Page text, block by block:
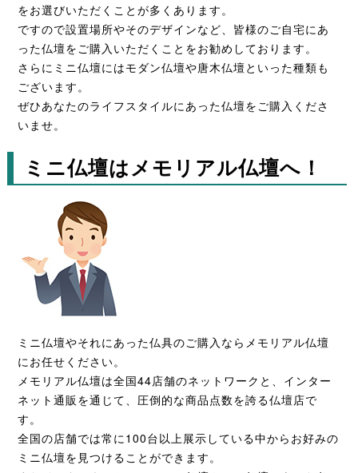
をお選びいただくことが多くあります。
ですので設置場所やそのデザインなど、皆様のご自宅にあ
った仏壇をご購入いただくことをお勧めしております。
さらにミニ仏壇にはモダン仏壇や唐木仏壇といった種類も
ございます。
ぜひあなたのライフスタイルにあった仏壇をご購入くださ
いませ。
ミニ仏壇はメモリアル仏壇へ！
ミニ仏壇やそれにあった仏具のご購入ならメモリアル仏壇
にお任せください。
メモリアル仏壇は全国44店舗のネットワークと、インター
ネット通販を通じて、圧倒的な商品点数を誇る仏壇店で
す。
全国の店舗では常に100台以上展示している中からお好みの
ミニ仏壇を見つけることができます。